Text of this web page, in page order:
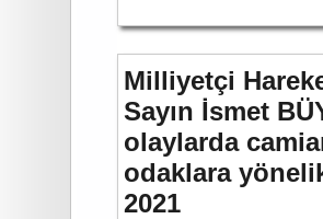
Milliyetçi
Sayın İsmet
olaylarda
odaklara
2021